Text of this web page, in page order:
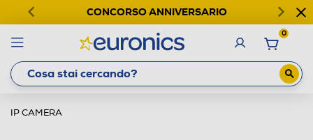
CONCORSO ANNIVERSARIO
0
IP CAMERA